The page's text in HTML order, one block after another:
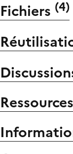
Fichiers (4)